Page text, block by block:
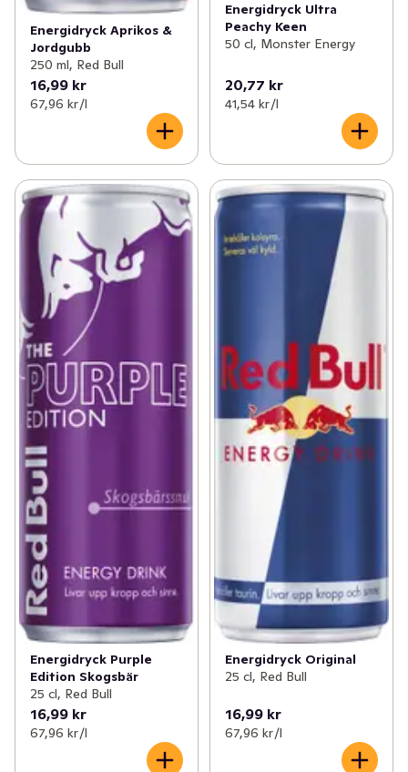
Energidryck Aprikos &
Jordgubb
250 ml, Red Bull
16,99 kr
67,96 kr /l
Energidryck Ultra
Peachy Keen
50 cl, Monster Energy
20,77 kr
41,54 kr /l
Energidryck Purple
Edition Skogsbär
25 cl, Red Bull
16,99 kr
67,96 kr /l
Energidryck Original
25 cl, Red Bull
16,99 kr
67,96 kr /l